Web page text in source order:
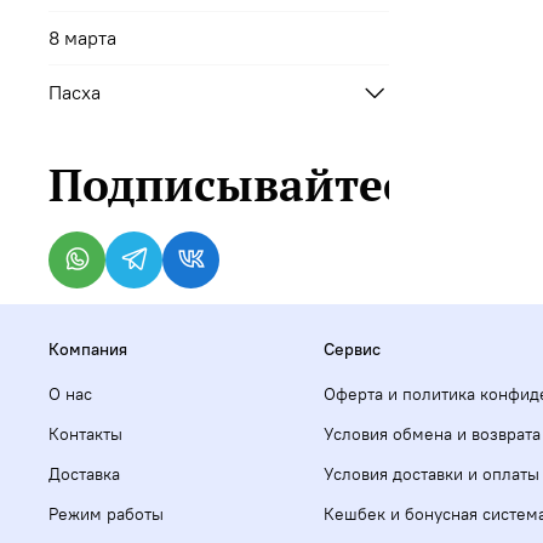
8 марта
Пасха
Подписывайтесь
Компания
О нас
Контакты
Доставка
Режим работы
Сервис
Оферта и политика
Условия обмена и возврата
Условия доставки и оплаты
Кешбек и бонусная